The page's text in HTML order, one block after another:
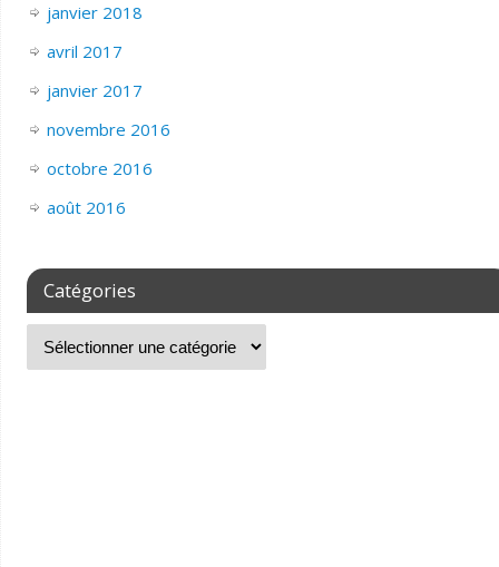
janvier 2018
avril 2017
janvier 2017
novembre 2016
octobre 2016
août 2016
Catégories